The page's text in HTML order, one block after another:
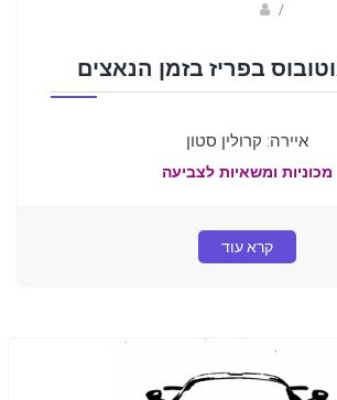
/
בפריז בזמן הנאצים
איירה: קרולין סטון
מכוניות ומשאיות לצביעה
קרא עוד